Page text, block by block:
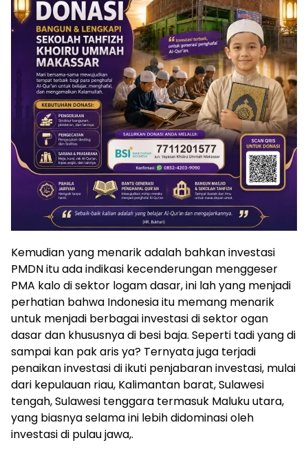
Kemudian yang menarik adalah bahkan investasi
PMDN itu ada indikasi kecenderungan menggeser
PMA kalo di sektor logam dasar, ini lah yang menjadi
perhatian bahwa Indonesia itu memang menarik
untuk menjadi berbagai investasi di sektor ogan
dasar dan khususnya di besi baja. Seperti tadi yang di
sampai kan pak aris ya? Ternyata juga terjadi
penaikan investasi di ikuti penjabaran investasi, mulai
dari kepulauan riau, Kalimantan barat, Sulawesi
tengah, Sulawesi tenggara termasuk Maluku utara,
yang biasnya selama ini lebih didominasi oleh
investasi di pulau jawa,.